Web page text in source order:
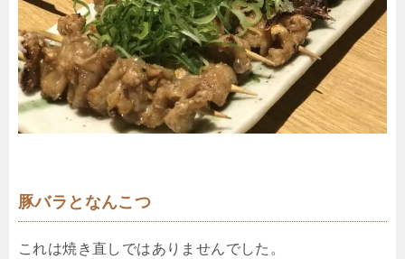
豚バラとなんこつ
これは焼き直しではありませんでした。